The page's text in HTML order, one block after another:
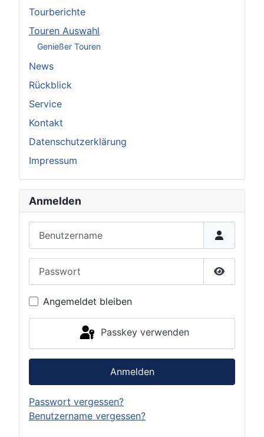
Tourberichte
Touren Auswahl
Genießer Touren
News
Rückblick
Service
Kontakt
Datenschutzerklärung
Impressum
Anmelden
Passwort
Angemeldet bleiben
Passkey verwenden
Anmelden
Passwort vergessen?
Benutzername vergessen?